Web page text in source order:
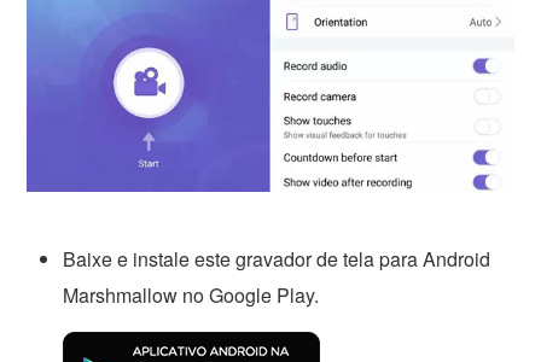
Baixe e instale este gravador de tela para Android
Marshmallow no Google Play.